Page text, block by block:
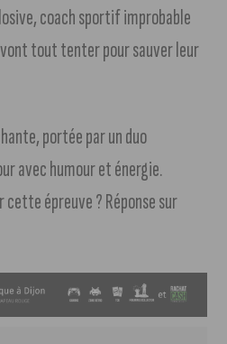
coach sportif improbable
tout tenter pour sauver leur
portée par un duo
avec humour et énergie.
épreuve ? Réponse sur